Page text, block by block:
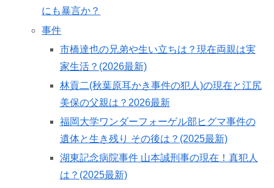
にも暴言か？
事件
市橋達也の兄弟や生い立ちは？現在両親は実
家生活？(2026最新)
林貢二(秋葉原耳かき事件の犯人)の現在と江尻
美保の父親は？2026最新
福岡大学ワンダーフォーゲル部ヒグマ事件の
遺体と生き残り その後は？(2025最新)
湖東記念病院事件 山本誠刑事の現在！真犯人
は？(2025最新)